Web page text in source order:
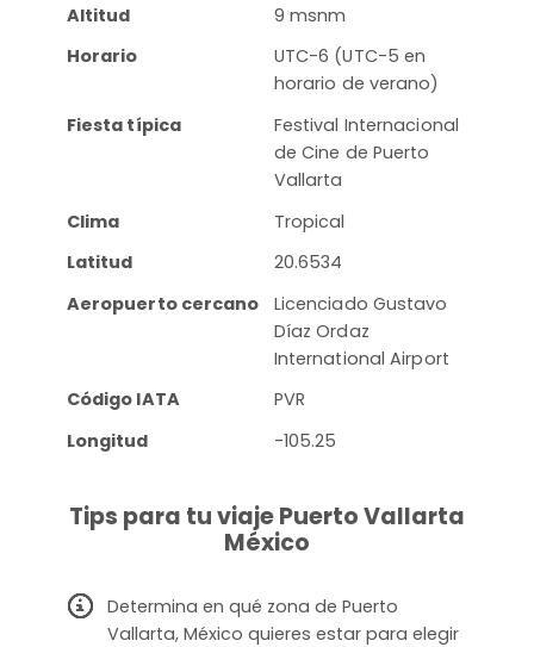
Altitud
9 msnm
Horario
UTC-6 (UTC-5 en
horario de verano)
Fiesta típica
Festival Internacional
de Cine de Puerto
Vallarta
Clima
Tropical
Latitud
20.6534
Aeropuerto cercano
Licenciado Gustavo
Díaz Ordaz
International Airport
Código IATA
PVR
Longitud
-105.25
Tips para tu viaje Puerto Vallarta
México
Determina en qué zona de Puerto
Vallarta, México quieres estar para elegir